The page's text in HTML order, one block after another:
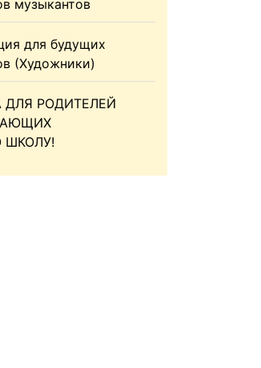
музыкантов
для будущих
(Художники)
ДЛЯ РОДИТЕЛЕЙ
ШКОЛУ!